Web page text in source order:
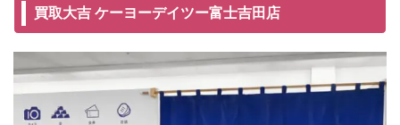
買取大吉 ケーヨーデイツー富士吉田店